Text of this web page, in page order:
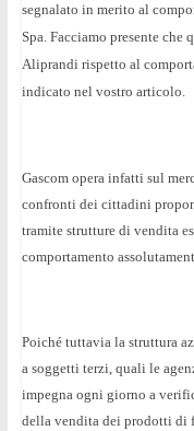
segnalato in merito al
Spa. Facciamo presente
Aliprandi rispetto al
indicato nel vostro articolo.
Gascom opera infatti sul
confronti dei cittadini
tramite strutture di vendita
comportamento
Poiché tuttavia la struttura
a soggetti terzi, quali le
impegna ogni giorno a
della vendita dei prodotti di